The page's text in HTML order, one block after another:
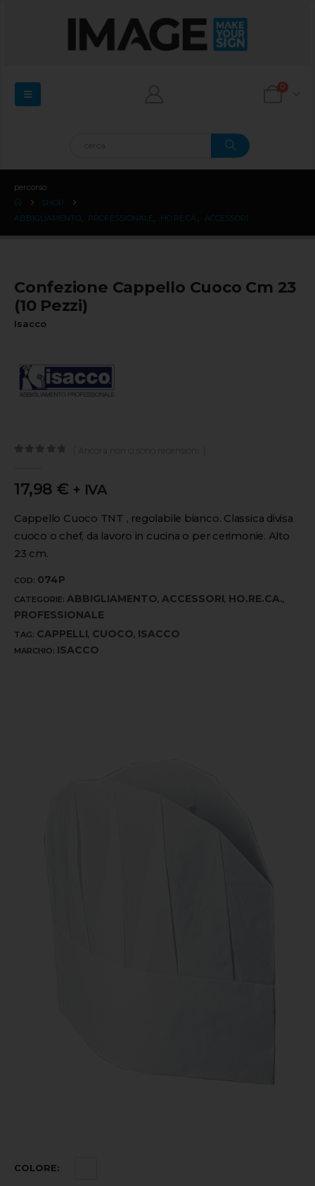
0
percorso:
SHOP
ABBIGLIAMENTO
PROFESSIONALE HO.RE.CA. ACCESSORI
Confezione Cappello Cuoco Cm 23
(10 Pezzi)
Isacco
17,98 € + IVA
Cappello Cuoco TNT , regolabile bianco. Classica divisa
cuoco o chef, da lavoro in cucina o per cerimonie. Alto
23 cm.
COD: 074P
CATEGORIE: ABBIGLIAMENTO, ACCESSORI, HO.RE.CA.,
PROFESSIONALE
TAG: CAPPELLI, CUOCO, ISACCO
MARCHIO: ISACCO
COLORE